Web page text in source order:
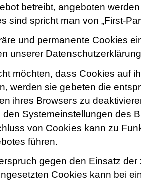
betreibt, angeboten
sind spricht man von „First-
und permanente Cookies
unserer
möchten, dass Cookies auf
werden sie gebeten die
ihres Browsers zu
Systemeinstellungen des
von Cookies kann zu
führen.
gegen den Einsatz
Cookies kann bei